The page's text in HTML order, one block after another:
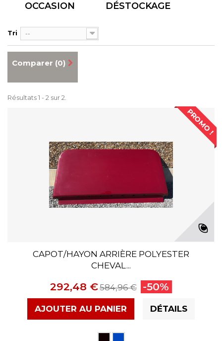
OCCASION DÉSTOCKAGE
Tri --
Comparer (0)
Résultats 1 - 2 sur 2.
PROMO !
CAPOT/HAYON ARRIÈRE POLYESTER
CHEVAL...
292,48 €584,96 € -50%
AJOUTER AU PANIER DÉTAILS